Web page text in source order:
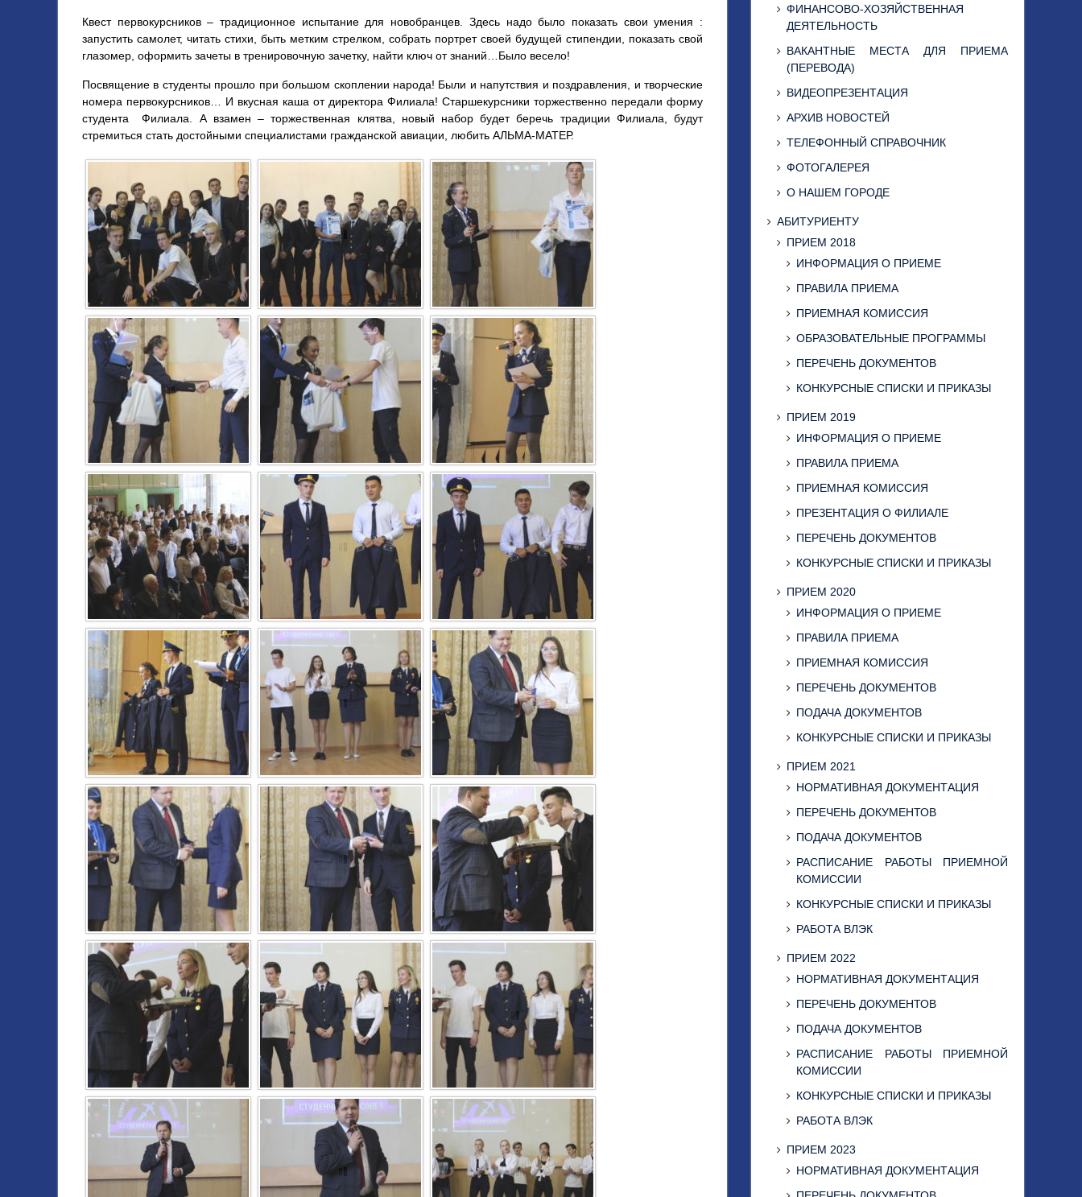
Квест первокурсников – традиционное испытание для новобранцев. Здесь надо было показать свои умения :
запустить самолет, читать стихи, быть метким стрелком, собрать портрет своей будущей стипендии, показать свой
глазомер, оформить зачеты в тренировочную зачетку, найти ключ от знаний…Было весело!
Посвящение в студенты прошло при большом скоплении народа! Были и напутствия и поздравления, и творческие
номера первокурсников… И вкусная каша от директора Филиала! Старшекурсники торжественно передали форму
студента Филиала. А взамен – торжественная клятва, новый набор будет беречь традиции Филиала, будут
стремиться стать достойными специалистами гражданской авиации, любить АЛЬМА-МАТЕР.
ФИНАНСОВО-ХОЗЯЙСТВЕННАЯ
ДЕЯТЕЛЬНОСТЬ
ВАКАНТНЫЕ МЕСТА ДЛЯ ПРИЕМА
(ПЕРЕВОДА)
ВИДЕОПРЕЗЕНТАЦИЯ
АРХИВ НОВОСТЕЙ
ТЕЛЕФОННЫЙ СПРАВОЧНИК
ФОТОГАЛЕРЕЯ
О НАШЕМ ГОРОДЕ
АБИТУРИЕНТУ
ПРИЕМ 2018
ИНФОРМАЦИЯ О ПРИЕМЕ
ПРАВИЛА ПРИЕМА
ПРИЕМНАЯ КОМИССИЯ
ОБРАЗОВАТЕЛЬНЫЕ ПРОГРАММЫ
ПЕРЕЧЕНЬ ДОКУМЕНТОВ
КОНКУРСНЫЕ СПИСКИ И ПРИКАЗЫ
ПРИЕМ 2019
ИНФОРМАЦИЯ О ПРИЕМЕ
ПРАВИЛА ПРИЕМА
ПРИЕМНАЯ КОМИССИЯ
ПРЕЗЕНТАЦИЯ О ФИЛИАЛЕ
ПЕРЕЧЕНЬ ДОКУМЕНТОВ
КОНКУРСНЫЕ СПИСКИ И ПРИКАЗЫ
ПРИЕМ 2020
ИНФОРМАЦИЯ О ПРИЕМЕ
ПРАВИЛА ПРИЕМА
ПРИЕМНАЯ КОМИССИЯ
ПЕРЕЧЕНЬ ДОКУМЕНТОВ
ПОДАЧА ДОКУМЕНТОВ
КОНКУРСНЫЕ СПИСКИ И ПРИКАЗЫ
ПРИЕМ 2021
НОРМАТИВНАЯ ДОКУМЕНТАЦИЯ
ПЕРЕЧЕНЬ ДОКУМЕНТОВ
ПОДАЧА ДОКУМЕНТОВ
РАСПИСАНИЕ РАБОТЫ ПРИЕМНОЙ
КОМИССИИ
КОНКУРСНЫЕ СПИСКИ И ПРИКАЗЫ
РАБОТА ВЛЭК
ПРИЕМ 2022
НОРМАТИВНАЯ ДОКУМЕНТАЦИЯ
ПЕРЕЧЕНЬ ДОКУМЕНТОВ
ПОДАЧА ДОКУМЕНТОВ
РАСПИСАНИЕ РАБОТЫ ПРИЕМНОЙ
КОМИССИИ
КОНКУРСНЫЕ СПИСКИ И ПРИКАЗЫ
РАБОТА ВЛЭК
ПРИЕМ 2023
НОРМАТИВНАЯ ДОКУМЕНТАЦИЯ